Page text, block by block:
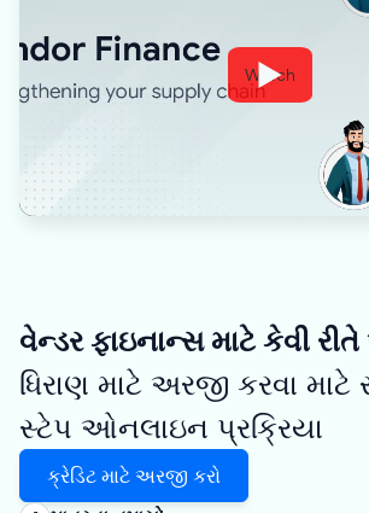
Watch
વેન્ડર ફાઇનાન્સ માટે કેવી
ધિરાણ માટે અરજી કરવા
સ્ટેપ ઓનલાઇન પ્રક્રિયા
ક્રેડિટ માટે અરજી કરો